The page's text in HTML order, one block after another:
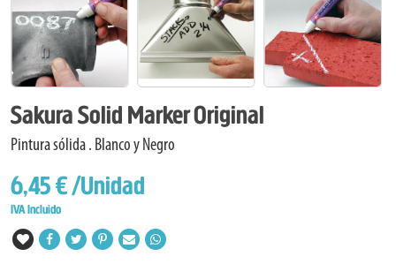
Sakura Solid Marker Original
Pintura sólida . Blanco y Negro
6,45 €/Unidad
IVA Incluido